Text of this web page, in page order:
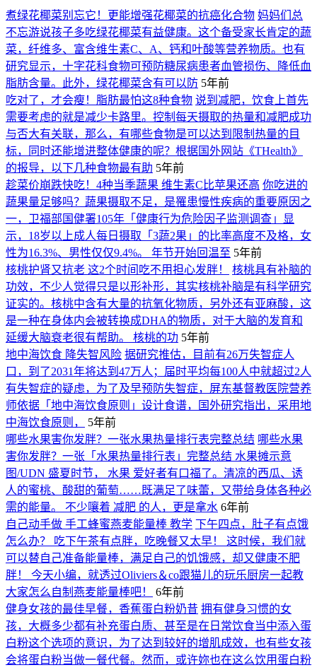
煮绿花椰菜别忘它！更能增强花椰菜的抗癌化合物 妈妈们总
不忘游说孩子多吃绿花椰菜有益健康。这个备受家长肯定的蔬
菜，纤维多、富含维生素C、A、钙和叶酸等营养物质。也有
研究显示，十字花科食物可预防糖尿病患者血管损伤、降低血
脂肪含量。此外，绿花椰菜含有可以防 5年前
吃对了，才会瘦！脂肪最怕这8种食物 说到减肥，饮食上首先
需要考虑的就是减少卡路里。控制每天摄取的热量和减肥成功
与否大有关联，那么，有哪些食物是可以达到限制热量的目
标，同时还能增进整体健康的呢？根据国外网站《THealth》
的报导，以下几种食物最有助 5年前
趁菜价崩跌快吃！4种当季蔬果 维生素C比苹果还高 你吃进的
蔬果量足够吗？蔬果摄取不足，是罹患慢性疾病的重要原因之
一，卫福部国健署105年「健康行为危险因子监测调查」显
示，18岁以上成人每日摄取「3蔬2果」的比率高度不及格，女
性为16.3%、男性仅仅9.4%。 年节开始回温至 5年前
核桃护肾又抗老 这2个时间吃不用担心发胖！
核桃具有补脑的
功效，不少人觉得只是以形补形，其实核桃补脑是有科学研究
证实的。核桃中含有大量的抗氧化物质，另外还有亚麻酸，这
是一种在身体内会被转换成DHA的物质，对于大脑的发育和
延缓大脑衰老很有帮助。 核桃的功 5年前
地中海饮食 降失智风险 据研究推估，目前有26万失智症人
口，到了2031年将达到47万人；届时平均每100人中就超过2人
有失智症的疑虑，为了及早预防失智症，屏东基督教医院营养
师依据「地中海饮食原则」设计食谱，国外研究指出，采用地
中海饮食原则，
5年前
哪些水果害你发胖？一张水果热量排行表完整总结 哪些水果
害你发胖？一张「水果热量排行表」完整总结 水果摊示意
图/UDN 盛夏时节， 水果 爱好者有口福了。清凉的西瓜、诱
人的蜜桃、酸甜的葡萄……既满足了味蕾，又带给身体各种必
需的能量。 不少嚷着 减肥 的人，更是拿水 6年前
自己动手做 手工蜂蜜燕麦能量棒 教学 下午四点，肚子有点饿
怎么办？ 吃下午茶有点胖，吃晚餐又太早！ 这时候，我们就
可以替自己准备能量棒，满足自己的饥饿感，却又健康不肥
胖！ 今天小编，就透过Oliviers＆co跟猫儿的玩乐厨房一起教
大家怎么自制燕麦能量棒吧！
6年前
健身女孩的最佳早餐，香蕉蛋白粉奶昔 拥有健身习惯的女
孩，大概多少都有补充蛋白质、甚至是在日常饮食当中添入蛋
白粉这个选项的意识，为了达到较好的增肌成效，也有些女孩
会将蛋白粉当做一餐代餐。然而，或许妳也在这么饮用蛋白粉